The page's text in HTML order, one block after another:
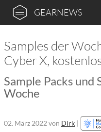
GEARNEWS
Samples der
Cyber X,
Sample Packs und
Woche
02. März 2022 von Dirk |